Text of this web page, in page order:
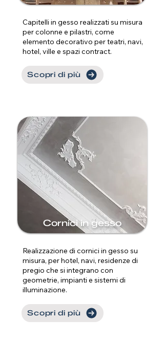
Capitelli in gesso realizzati su misura
per colonne e pilastri, come
elemento decorativo per teatri, navi,
hotel, ville e spazi contract.
Scopri di più
Cornici in gesso
Realizzazione di cornici in gesso su
misura, per hotel, navi, residenze di
pregio che si integrano con
geometrie, impianti e sistemi di
illuminazione.
Scopri di più